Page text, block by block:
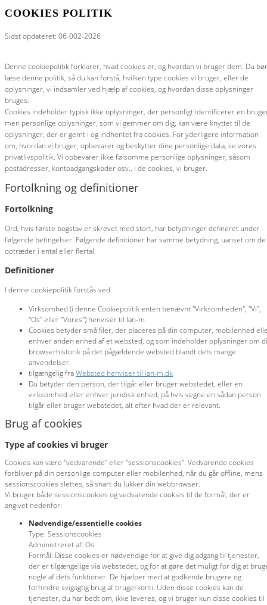
COOKIES POLITIK
Sidst opdateret: 06-002-2026
Denne cookiepolitik forklarer, hvad cookies er, og hvordan vi bruger dem. Du bør
læse denne politik, så du kan forstå, hvilken type cookies vi bruger, eller de
oplysninger, vi indsamler ved hjælp af cookies, og hvordan disse oplysninger
bruges.
Cookies indeholder typisk ikke oplysninger, der personligt identificerer en
men personlige oplysninger, som vi gemmer om dig, kan være knyttet til de
oplysninger, der er gemt i og indhentet fra cookies. For yderligere information
om, hvordan vi bruger, opbevarer og beskytter dine personlige data, se vores
privatlivspolitik. Vi opbevarer ikke følsomme personlige oplysninger, såsom
postadresser, kontoadgangskoder osv., i de cookies, vi bruger.
Fortolkning og definitioner
Fortolkning
Ord, hvis første bogstav er skrevet med stort, har betydninger defineret under
følgende betingelser. Følgende definitioner har samme betydning, uanset om de
optræder i ental eller flertal.
Definitioner
I denne cookiepolitik forstås ved:
Virksomhed (i denne Cookiepolitik enten benævnt "Virksomheden", "Vi",
"Os" eller "Vores") henviser til Ian-m.
Cookies betyder små filer, der placeres på din computer, mobilenhed
enhver anden enhed af et websted, og som indeholder oplysninger om
browserhistorik på det pågældende websted blandt dets mange
anvendelser.
tilgængelig fra Websted henviser til ian-m.dk
Du betyder den person, der tilgår eller bruger webstedet, eller en
virksomhed eller enhver juridisk enhed, på hvis vegne en sådan person
tilgår eller bruger webstedet, alt efter hvad der er relevant.
Brug af cookies
Type af cookies vi bruger
Cookies kan være "vedvarende" eller "sessionscookies". Vedvarende cookies
forbliver på din personlige computer eller mobilenhed, når du går offline, mens
sessionscookies slettes, så snart du lukker din webbrowser.
Vi bruger både sessionscookies og vedvarende cookies til de formål, der er
angivet nedenfor:
Nødvendige/essentielle cookies
Type: Sessionscookies
Administreret af: Os
Formål: Disse cookies er nødvendige for at give dig adgang til tjenester,
der er tilgængelige via webstedet, og for at gøre det muligt for dig at
nogle af dets funktioner. De hjælper med at godkende brugere og
forhindre svigagtig brug af brugerkonti. Uden disse cookies kan de
tjenester, du har bedt om, ikke leveres, og vi bruger kun disse cookies til